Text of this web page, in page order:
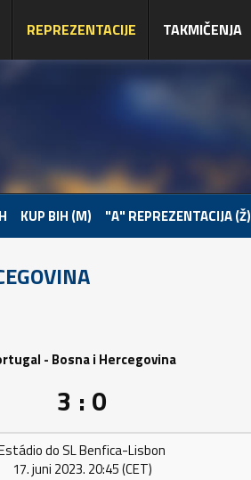
REPREZENTACIJE TAKMIČENJA
KUP BIH (M) "A" REPREZENTACIJA (Ž)
- Bosna i Hercegovina
3 : 0
do SL Benfica-Lisbon
17. juni 2023. 20:45 (CET)